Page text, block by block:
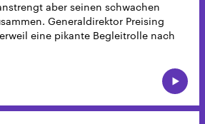
aber seinen schwachen
Generaldirektor Preising
eine pikante Begleitrolle nach